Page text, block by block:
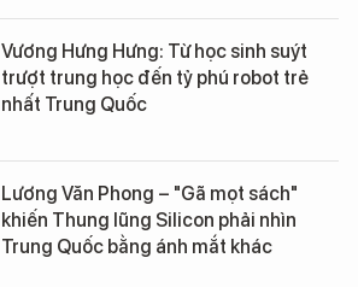
Vương Hưng Hưng: Từ học sinh suýt
trượt trung học đến tỷ phú robot trẻ
nhất Trung Quốc
Lương Văn Phong – "Gã mọt sách"
khiến Thung lũng Silicon phải nhìn
Trung Quốc bằng ánh mắt khác